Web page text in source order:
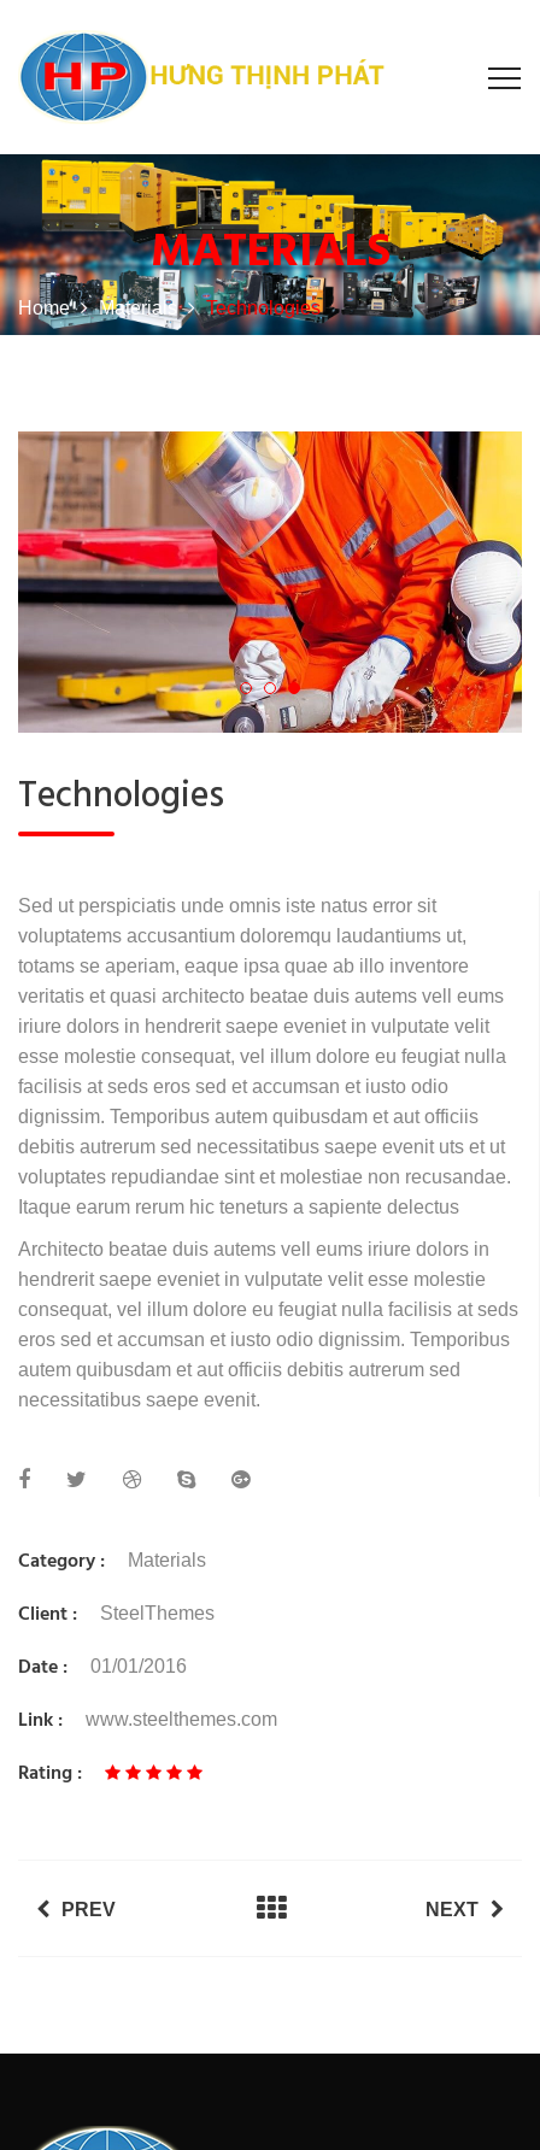
MATERIALS
Home Materials Technologies
Technologies
Sed ut perspiciatis unde omnis iste natus error sit
voluptatems accusantium doloremqu laudantiums ut,
totams se aperiam, eaque ipsa quae ab illo inventore
veritatis et quasi architecto beatae duis autems vell eums
iriure dolors in hendrerit saepe eveniet in vulputate velit
esse molestie consequat, vel illum dolore eu feugiat nulla
facilisis at seds eros sed et accumsan et iusto odio
dignissim. Temporibus autem quibusdam et aut officiis
debitis autrerum sed necessitatibus saepe evenit uts et ut
voluptates repudiandae sint et molestiae non recusandae.
Itaque earum rerum hic teneturs a sapiente delectus
Architecto beatae duis autems vell eums iriure dolors in
hendrerit saepe eveniet in vulputate velit esse molestie
consequat, vel illum dolore eu feugiat nulla facilisis at seds
eros sed et accumsan et iusto odio dignissim. Temporibus
autem quibusdam et aut officiis debitis autrerum sed
necessitatibus saepe evenit.
Category : Materials
Client : SteelThemes
Date : 01/01/2016
Link : www.steelthemes.com
Rating :
PREV NEXT